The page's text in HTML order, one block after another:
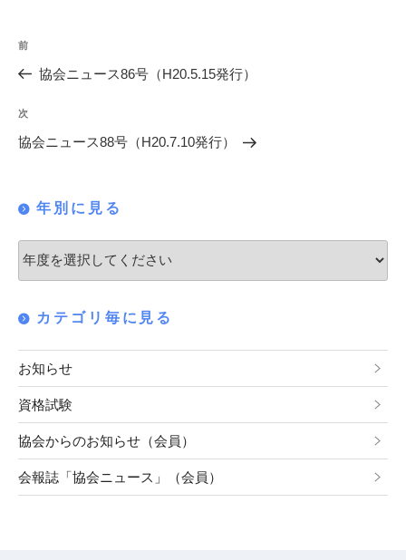
投
稿
シ
ョ
ン
過
去
投
稿
前
協会ニュース86号（H20.5.15発行）
次
の
次
協会ニュース88号（H20.7.10発行）
年別に見る
カテゴリ毎に見る
お知らせ
資格試験
協会からのお知らせ（会員）
会報誌「協会ニュース」（会員）